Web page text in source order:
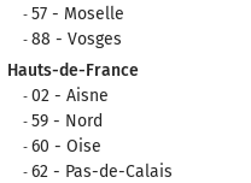
57 - Moselle
88 - Vosges
Hauts-de-France
02 - Aisne
59 - Nord
60 - Oise
62 - Pas-de-Calais